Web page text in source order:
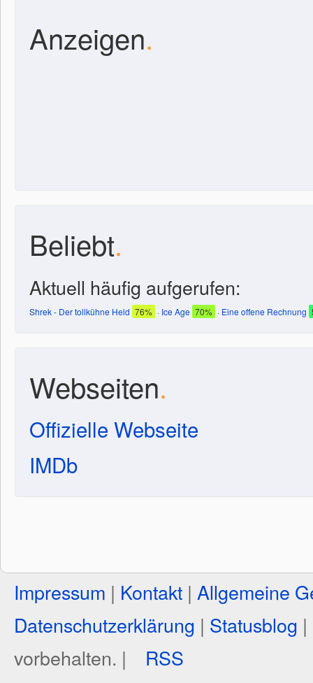
Anzeigen.
Beliebt.
Aktuell häufig aufgerufen:
Shrek - Der tollkühne Held 76% · Ice Age 70% · Eine offene Rechnung
Webseiten.
Offizielle Webseite
IMDb
Impressum | Kontakt | Allgemeine
Datenschutzerklärung | Statusblog |
vorbehalten. |
RSS